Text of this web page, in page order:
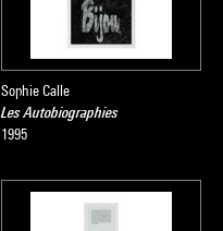
Sophie Calle
Les Autobiographies
1995